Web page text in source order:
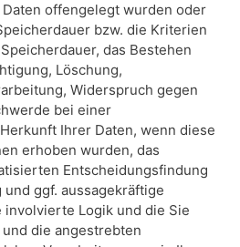
offengelegt wurden oder
bzw. die Kriterien
das Bestehen
Löschung,
Widerspruch gegen
bei einer
Ihrer Daten, wenn diese
erhoben wurden, das
Entscheidungsfindung
ggf. aussagekräftige
Logik und die Sie
die angestrebten